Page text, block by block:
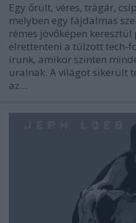
Egy őrült, véres, trágár,
melyben egy fájdalmas
rémes jövőképen
elrettenteni a túlzott tech-
írunk, amikor szinten
uralnak. A világot sikerült
az…